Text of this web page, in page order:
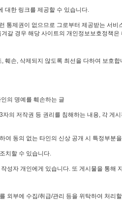
대한 링크를 제공할 수 있습니다.
통제권이 없으므로 그로부터 제공받는 서
갈 경우 해당 사이트의 개인정보보호정책
훼손, 삭제되지 않도록 최선을 다하여 보호합
의 명예를 훼손하는 글
의 저작권 등 권리를 침해하는 내용, 각
여 동의 없는 타인의 신상 공개 시 특정부분
치할 수 있습니다.
성자 개인에게 있습니다. 또 게시물을 통
외부에 수집/취급/관리 등을 위탁하여 처리